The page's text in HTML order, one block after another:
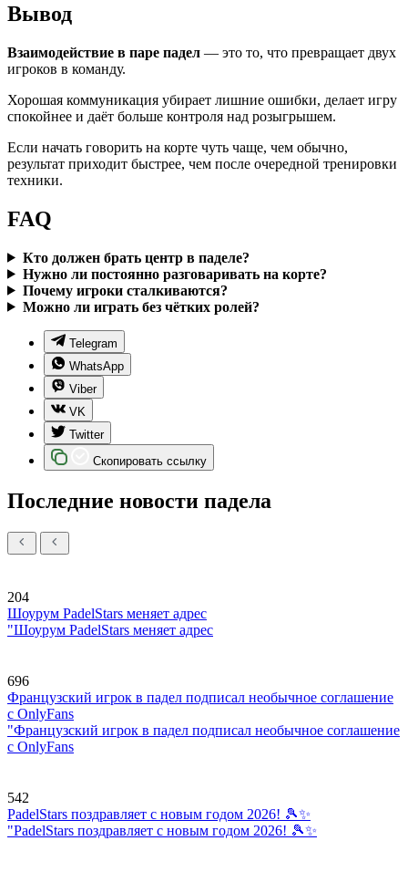
Вывод
Взаимодействие в паре падел — это то, что превращает двух
игроков в команду.
Хорошая коммуникация убирает лишние ошибки, делает игру
спокойнее и даёт больше контроля над розыгрышем.
Если начать говорить на корте чуть чаще, чем обычно,
результат приходит быстрее, чем после очередной тренировки
техники.
FAQ
Кто должен брать центр в паделе?
Нужно ли постоянно разговаривать на корте?
Почему игроки сталкиваются?
Можно ли играть без чётких ролей?
Telegram
WhatsApp
Viber
VK
Twitter
Скопировать ссылку
Последние новости падела
204
Шоурум PadelStars меняет адрес
"Шоурум PadelStars меняет адрес
696
Французский игрок в падел подписал необычное соглашение
с OnlyFans
"Французский игрок в падел подписал необычное соглашение
с OnlyFans
542
PadelStars поздравляет с новым годом 2026! 🎾✨
"PadelStars поздравляет с новым годом 2026! 🎾✨